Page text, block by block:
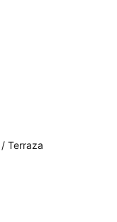
Terraza